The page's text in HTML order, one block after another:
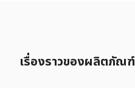
เรื่องราวของผลิตภัณฑ์